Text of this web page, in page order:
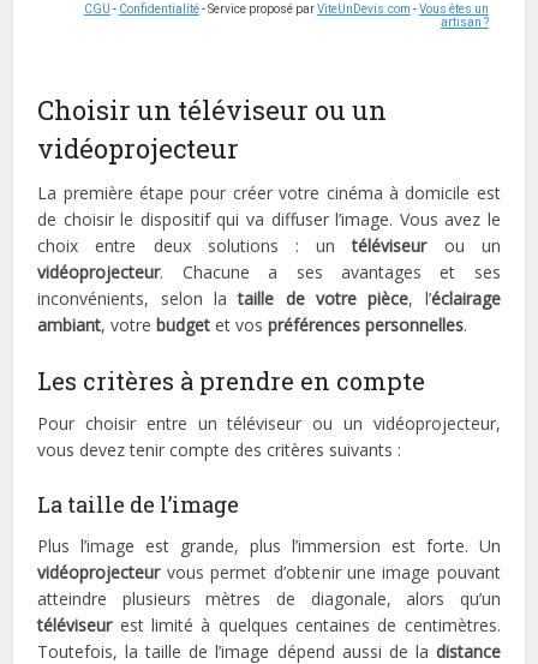
CGU - Confidentialité- Service proposé parViteUnDevis.com -Vous êtes un
artisan ?
Choisir un téléviseur ou un
vidéoprojecteur
La première étape pour créer votre cinéma à domicile est
de choisir le dispositif qui va diffuser l’image. Vous avez le
choix entre deux solutions : untéléviseurou un
vidéoprojecteur. Chacune a ses avantages et ses
inconvénients, selon lataille de votre pièce, l’éclairage
ambiant, votrebudget et vospréférences personnelles.
Les critères à prendre en compte
Pour choisir entre un téléviseur ou un vidéoprojecteur,
vous devez tenir compte des critères suivants :
La taille de l’image
Plus l’image est grande, plus l’immersion est forte. Un
vidéoprojecteurvous permet d’obtenir une image pouvant
atteindre plusieurs mètres de diagonale, alors qu’un
téléviseurest limité à quelques centaines de centimètres.
Toutefois, la taille de l’image dépend aussi de la distance